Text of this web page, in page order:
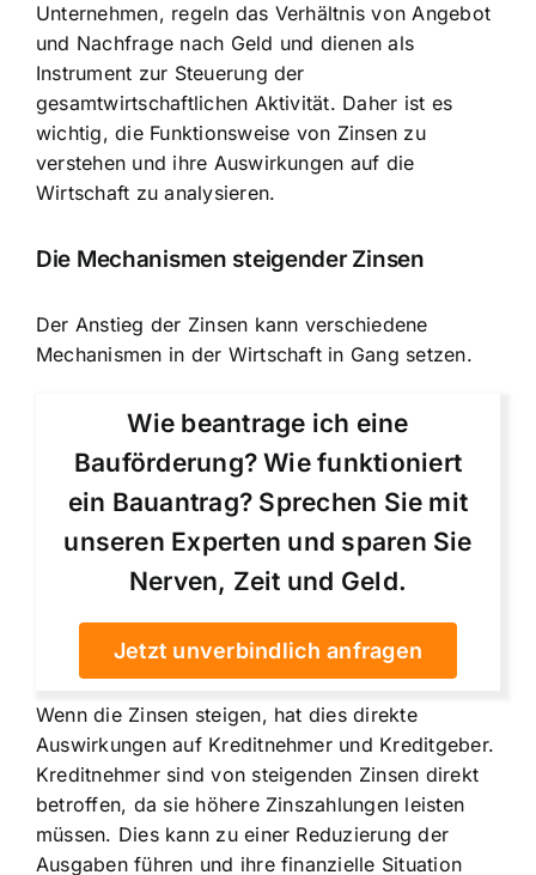
Unternehmen, regeln das Verhältnis von Angebot
und Nachfrage nach Geld und dienen als
Instrument zur Steuerung der
gesamtwirtschaftlichen Aktivität. Daher ist es
wichtig, die Funktionsweise von Zinsen zu
verstehen und ihre Auswirkungen auf die
Wirtschaft zu analysieren.
Die Mechanismen steigender Zinsen
Der Anstieg der Zinsen kann verschiedene
Mechanismen in der Wirtschaft in Gang setzen.
Wie beantrage ich eine
Bauförderung? Wie funktioniert
ein Bauantrag? Sprechen Sie mit
unseren Experten und sparen Sie
Nerven, Zeit und Geld.
Jetzt unverbindlich anfragen
Wenn die Zinsen steigen, hat dies direkte
Auswirkungen auf Kreditnehmer und Kreditgeber.
Kreditnehmer sind von steigenden Zinsen direkt
betroffen, da sie höhere Zinszahlungen leisten
müssen. Dies kann zu einer Reduzierung der
Ausgaben führen und ihre finanzielle Situation